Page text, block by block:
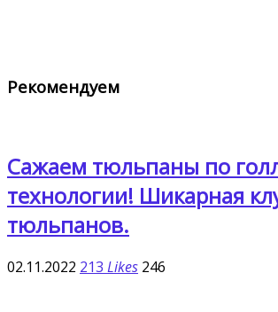
Рекомендуем
Сажаем тюльпаны по
технологии! Шикарная
тюльпанов.
02.11.2022 213 Likes 246